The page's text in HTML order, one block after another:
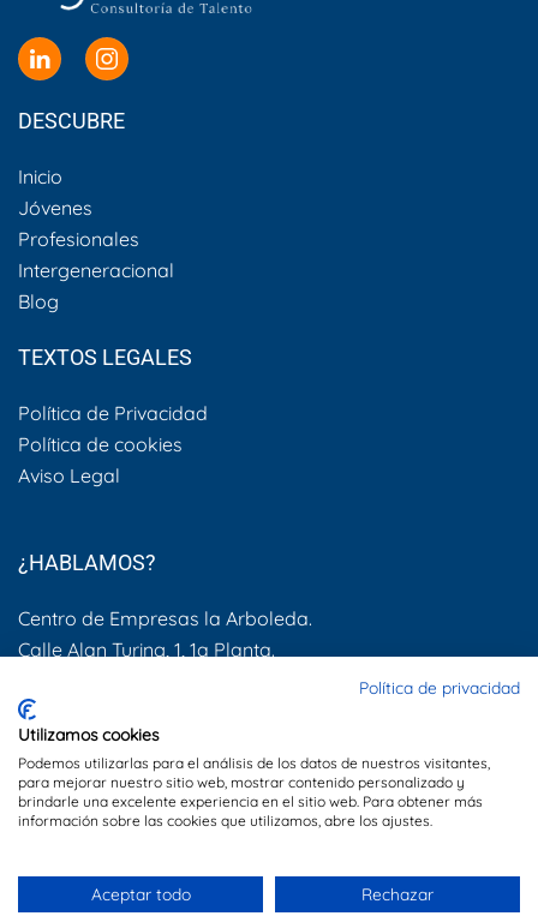
DESCUBRE
Inicio
Jóvenes
Profesionales
Intergeneracional
Blog
TEXTOS LEGALES
Política de Privacidad
Política de cookies
Aviso Legal
¿HABLAMOS?
Centro de Empresas la Arboleda.
Calle Alan Turing, 1, 1a Planta.
600 505 083
info@dynamis.es
Política de privacidad
Utilizamos cookies
Podemos utilizarlas para el análisis de los datos de nuestros visitantes,
para mejorar nuestro sitio web, mostrar contenido personalizado y
brindarle una excelente experiencia en el sitio web. Para obtener más
información sobre las cookies que utilizamos, abre los ajustes.
Aceptar todo Rechazar